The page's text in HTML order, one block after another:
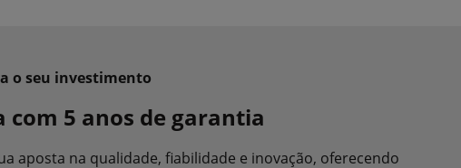
o seu investimento
com 5 anos de garantia
aposta na qualidade, fiabilidade e inovação, oferecendo